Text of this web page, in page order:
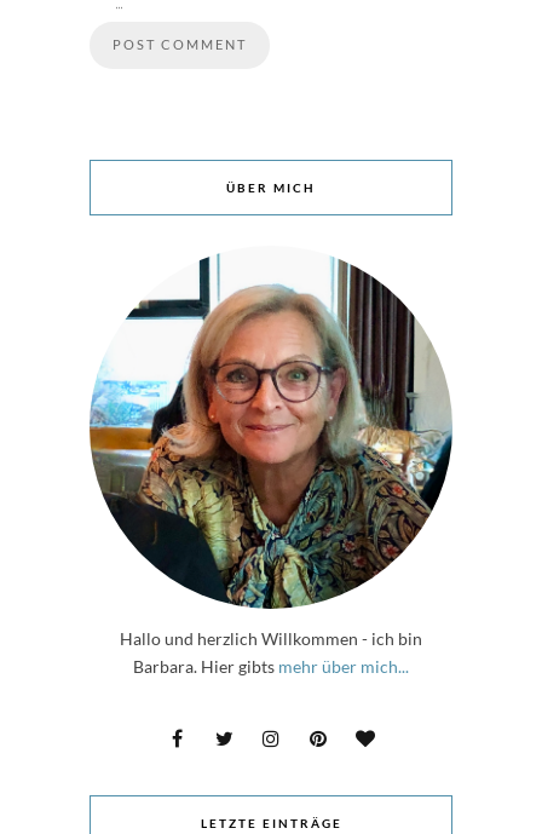
ÜBER MICH
Hallo und herzlich Willkommen - ich bin
Barbara. Hier gibts mehr über mich...
LETZTE EINTRÄGE